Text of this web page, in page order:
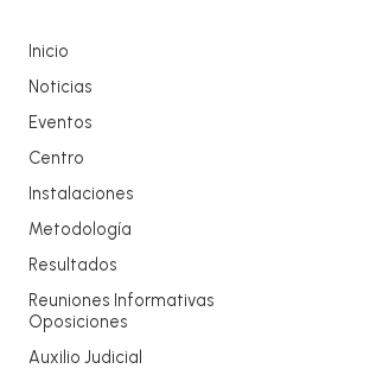
Inicio
Noticias
Eventos
Centro
Instalaciones
Metodología
Resultados
Reuniones Informativas
Oposiciones
Auxilio Judicial